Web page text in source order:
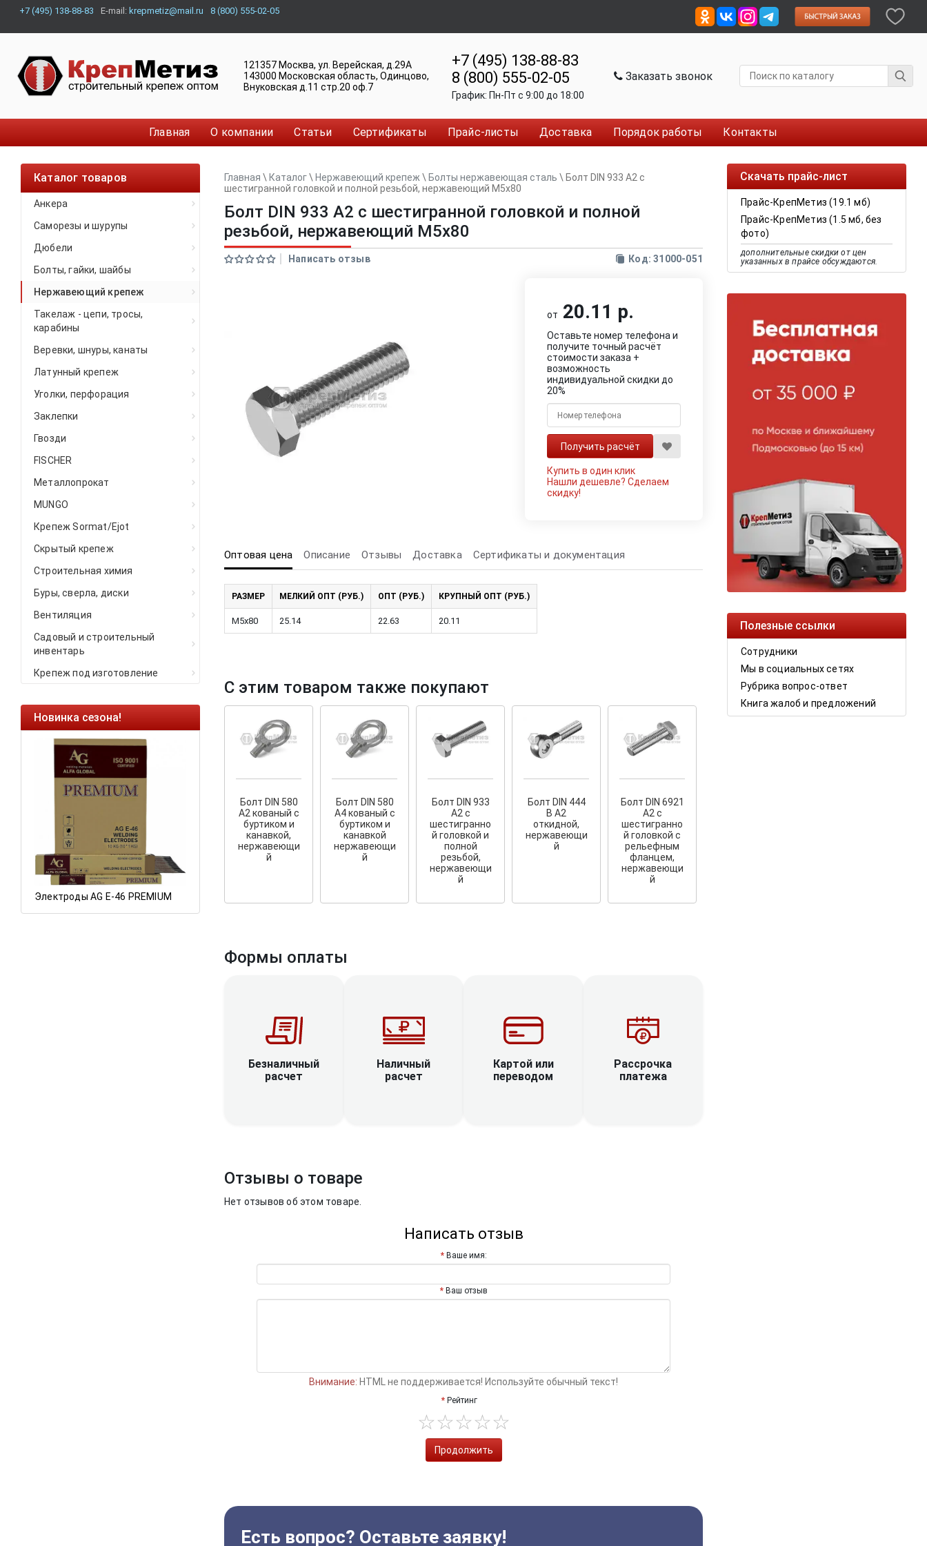
+7 (495) 138-88-83 E-mail: krepmetiz@mail.ru 8 (800) 555-02-05
121357 Москва, ул. Верейская, д.29А
143000 Московская область, Одинцово,
Внуковская д.11 стр.20 оф.7
+7 (495) 138-88-83
8 (800) 555-02-05
График: Пн-Пт c 9:00 до 18:00
Заказать звонок
Главная О компании Статьи Сертификаты Прайс-листы Доставка Порядок работы Контакты
Каталог товаров
Анкера
Саморезы и шурупы
Дюбели
Болты, гайки, шайбы
Нержавеющий крепеж
Такелаж - цепи, тросы,
карабины
Веревки, шнуры, канаты
Латунный крепеж
Уголки, перфорация
Заклепки
Гвозди
FISCHER
Металлопрокат
MUNGO
Крепеж Sormat/Ejot
Скрытый крепеж
Строительная химия
Буры, сверла, диски
Вентиляция
Садовый и строительный
инвентарь
Крепеж под изготовление
Новинка сезона!
Электроды AG E-46 PREMIUM
Ликвидация остатков!
Саморезы кровельные HKR-R
HARPOON EURO
остатков по ценам 2020 года!
Cкрытый крепеж
Крепление террас и фасадов
и фасадов.
Скачать прайс-лист
Прайс-КрепМетиз (19.1 мб)
Прайс-КрепМетиз (1.5 мб, без
фото)
дополнительные скидки от цен
указанных в прайсе обсуждаются.
Полезные ссылки
Сотрудники
Мы в социальных сетях
Рубрика вопрос-ответ
Книга жалоб и предложений
Главная \ Каталог\ Нержавеющий крепеж \ Болты нержавеющая сталь \ Болт DIN 933 А2 с
шестигранной головкой и полной резьбой, нержавеющий M5x80
Болт DIN 933 А2 с шестигранной головкой и полной
резьбой, нержавеющий M5x80
Написать отзыв Код: 31000-051
от 20.11 р.
Оставьте номер телефона и
получите точный расчёт
стоимости заказа +
возможность
индивидуальной скидки до
20%
Купить в один клик
Нашли дешевле?Сделаем
скидку!
Оптовая цена Описание Отзывы Доставка Сертификаты и документация
РАЗМЕР МЕЛКИЙ ОПТ (РУБ.) ОПТ (РУБ.) КРУПНЫЙ ОПТ (РУБ.)
M5x80 25.14 22.63 20.11
С этим товаром также покупают
Болт DIN 580
А2 кованый с
буртиком и
канавкой,
нержавеющи
й
Болт DIN 580
А4 кованый с
буртиком и
канавкой
нержавеющи
й
Болт DIN 933
А2 с
шестигранно
й головкой и
полной
резьбой,
нержавеющи
й
Болт DIN 444
B А2
откидной,
нержавеющи
й
Болт DIN 6921
А2 с
шестигранно
й головкой с
рельефным
фланцем,
нержавеющи
й
Формы оплаты
Безналичный
расчет
Наличный
расчет
Картой или
переводом
Рассрочка
платежа
Отзывы о товаре
Нет отзывов об этом товаре.
Написать отзыв
Ваше имя:
Ваш отзыв
Внимание: HTML не поддерживается! Используйте обычный текст!
Рейтинг
Продолжить
Есть вопрос? Оставьте заявку!